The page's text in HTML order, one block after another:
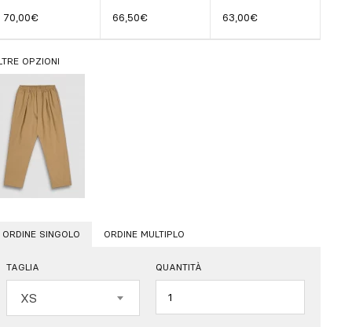
70,00€ 66,50€ 63,00€
OPZIONI
ORDINE SINGOLO ORDINE MULTIPLO
TAGLIA
XS
QUANTITÀ